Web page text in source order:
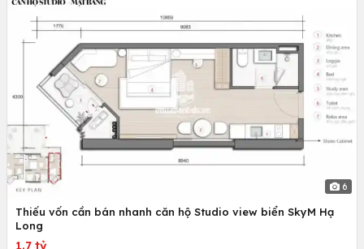
6
Thiếu vốn cần bán nhanh căn hộ Studio view biển SkyM Hạ
Long
1.7 tỷ